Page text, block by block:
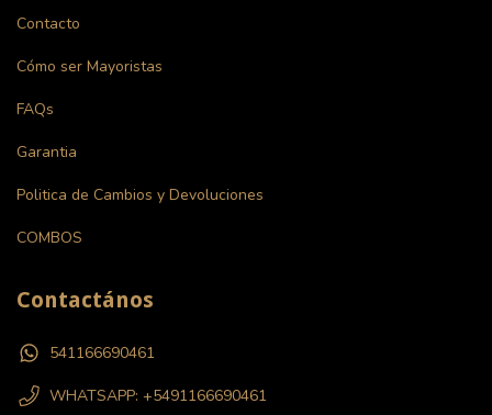
Contacto
Cómo ser Mayoristas
FAQs
Garantia
Politica de Cambios y Devoluciones
COMBOS
Contactános
541166690461
WHATSAPP: +5491166690461